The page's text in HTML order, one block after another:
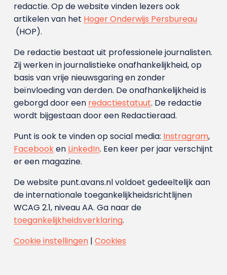
redactie. Op de website vinden lezers ook
artikelen van het Hoger Onderwijs Persbureau
(HOP).
De redactie bestaat uit professionele journalisten.
Zij werken in journalistieke onafhankelijkheid, op
basis van vrije nieuwsgaring en zonder
beïnvloeding van derden. De onafhankelijkheid is
geborgd door een redactiestatuut. De redactie
wordt bijgestaan door een Redactieraad.
Punt is ook te vinden op social media: Instragram,
Facebooken LinkedIn. Een keer per jaar verschijnt
er een magazine.
De website punt.avans.nl voldoet gedeeltelijk aan
de internationale toegankelijkheidsrichtlijnen
WCAG 2.1, niveau AA. Ga naar de
toegankelijkheidsverklaring.
Cookie instellingen| Cookies